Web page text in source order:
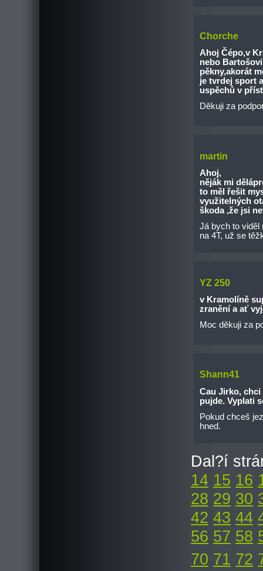
Chorche
Ahoj Čépo,v
nebo
pěkny,akorát
je tvrdej sport
uspěchů v
Děkuji za
martin
Ahoj,
něják mi
to měl řešit
využitelných
škoda ,že jsi
Já bych to viděl
na 4T, už se
YZ 250
v Kramolíně
zranění a ať
Moc děkuji za
Shann41
Cau Jirko,
pujde. Vyplati
Pokud chceš
hned.
Dal?í
14 15 16
28 29 30
42 43 44
56 57 58
70 71 72